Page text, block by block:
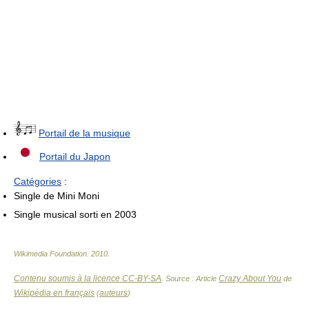
Portail de la musique
Portail du Japon
Catégories :
Single de Mini Moni
Single musical sorti en 2003
Wikimedia Foundation 2010
Contenu soumis à la licence CC-BY-SA . Source : Article Crazy About You de
Wikipédia en français (auteurs)